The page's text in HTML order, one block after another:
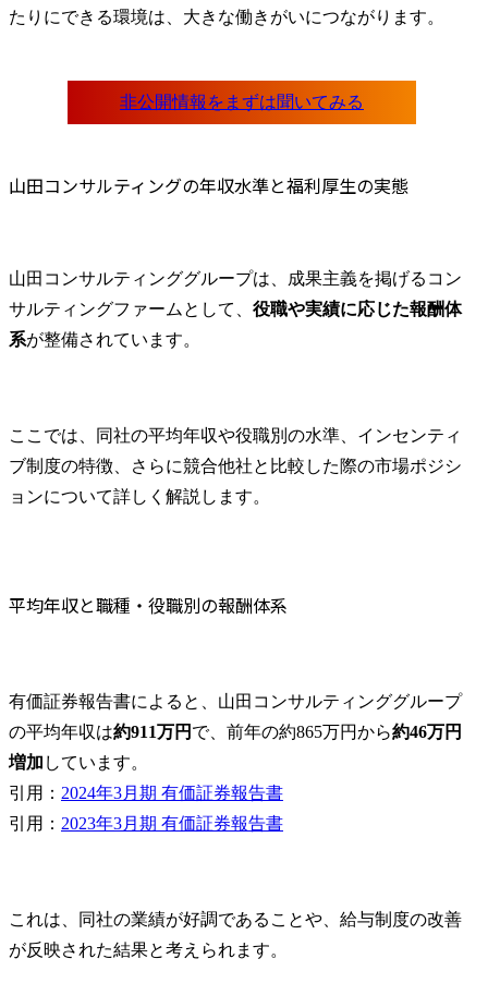
たりにできる環境は、大きな働きがいにつながります。
山田コンサルティングの年収水準と福利厚生の実態
山田コンサルティンググループは、成果主義を掲げるコン
サルティングファームとして、 役職や実績に応じた報酬体
系が整備されています。
ここでは、同社の平均年収や役職別の水準、インセンティ
ブ制度の特徴、さらに競合他社と比較した際の市場ポジシ
ョンについて詳しく解説します。
平均年収と職種・役職別の報酬体系
有価証券報告書によると、山田コンサルティンググループ
の平均年収は約911万円 で、前年の約865万円から約46万円
増加 しています。
引用： 2024年3月期 有価証券報告書
引用： 2023年3月期 有価証券報告書
これは、同社の業績が好調であることや、給与制度の改善
が反映された結果と考えられます。